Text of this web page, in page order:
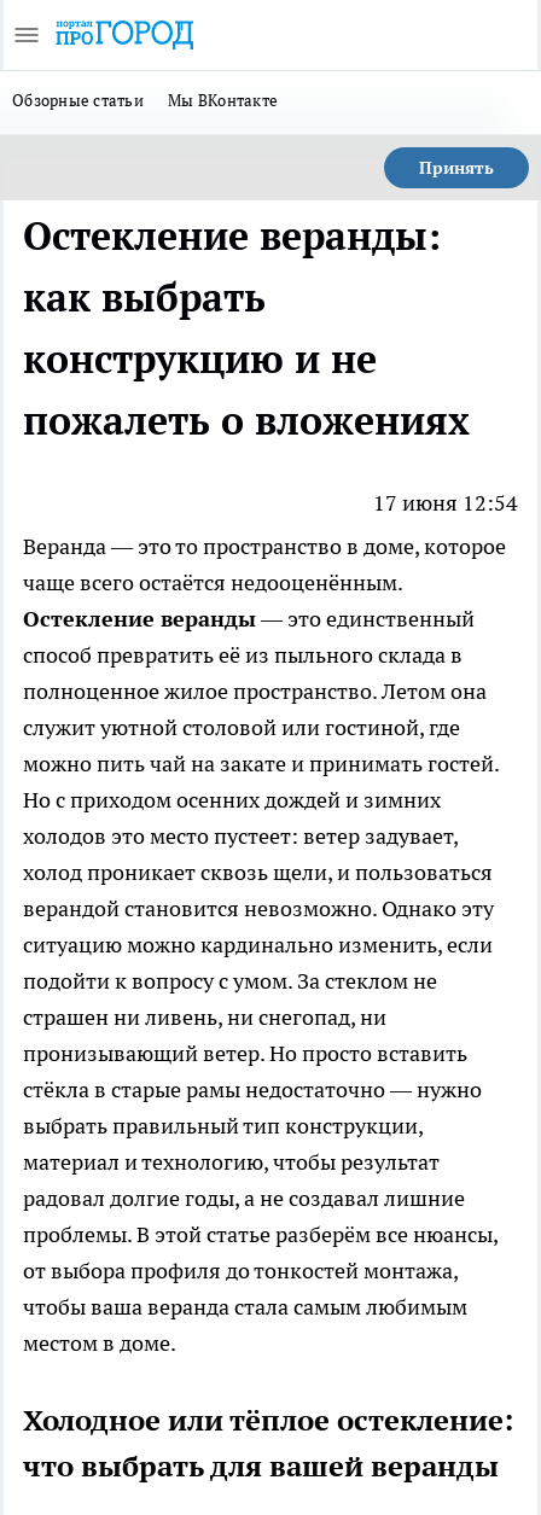
Обзорные статьи Мы ВКонтакте
Принять
Остекление веранды:
как выбрать
конструкцию и не
пожалеть о вложениях
17 июня 12:54
Веранда — это то пространство в доме, которое
чаще всего остаётся недооценённым.
Остекление веранды— это единственный
способ превратить её из пыльного склада в
полноценное жилое пространство. Летом она
служит уютной столовой или гостиной, где
можно пить чай на закате и принимать гостей.
Но с приходом осенних дождей и зимних
холодов это место пустеет: ветер задувает,
холод проникает сквозь щели, и пользоваться
верандой становится невозможно. Однако эту
ситуацию можно кардинально изменить, если
подойти к вопросу с умом. За стеклом не
страшен ни ливень, ни снегопад, ни
пронизывающий ветер. Но просто вставить
стёкла в старые рамы недостаточно — нужно
выбрать правильный тип конструкции,
материал и технологию, чтобы результат
радовал долгие годы, а не создавал лишние
проблемы. В этой статье разберём все нюансы,
от выбора профиля до тонкостей монтажа,
чтобы ваша веранда стала самым любимым
местом в доме.
Холодное или тёплое остекление:
что выбрать для вашей веранды